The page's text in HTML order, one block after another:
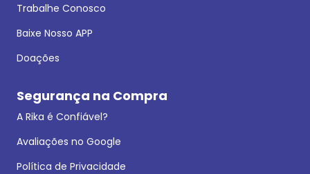
Trabalhe Conosco
Baixe Nosso APP
Doações
Segurança na Compra
A Rika é Confiável?
Avaliações no Google
Política de Privacidade